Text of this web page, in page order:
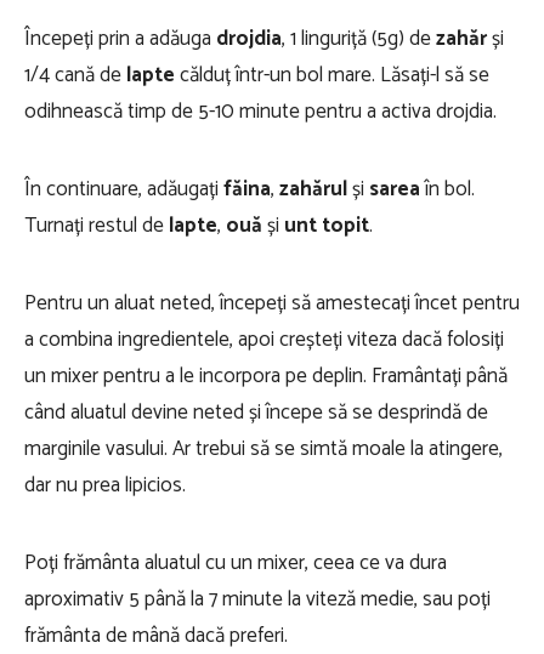
Începeți prin a adăuga drojdia, 1 linguriță (5g) dezahărși
1/4 cană delaptecălduț într-un bol mare. Lăsați-l să se
odihnească timp de 5-10 minute pentru a activa drojdia.
În continuare, adăugațifăina,zahărulși sareaîn bol.
Turnați restul delapte, ouăși unt topit.
Pentru un aluat neted, începeți să amestecați încet pentru
a combina ingredientele, apoi creșteți viteza dacă folosiți
un mixer pentru a le incorpora pe deplin. Framântați până
când aluatul devine neted și începe să se desprindă de
marginile vasului. Ar trebui să se simtă moale la atingere,
dar nu prea lipicios.
Poți frământa aluatul cu un mixer, ceea ce va dura
aproximativ 5 până la 7 minute la viteză medie, sau poți
frământa de mână dacă preferi.